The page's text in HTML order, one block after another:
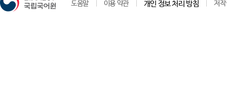
도움말 이용 약관 개인 정보 처리 방침 저